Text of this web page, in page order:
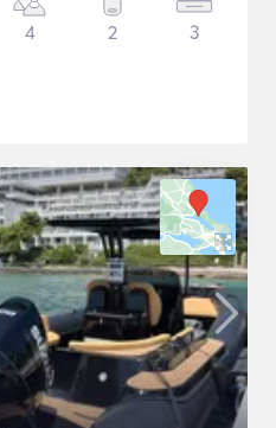
4 2 3